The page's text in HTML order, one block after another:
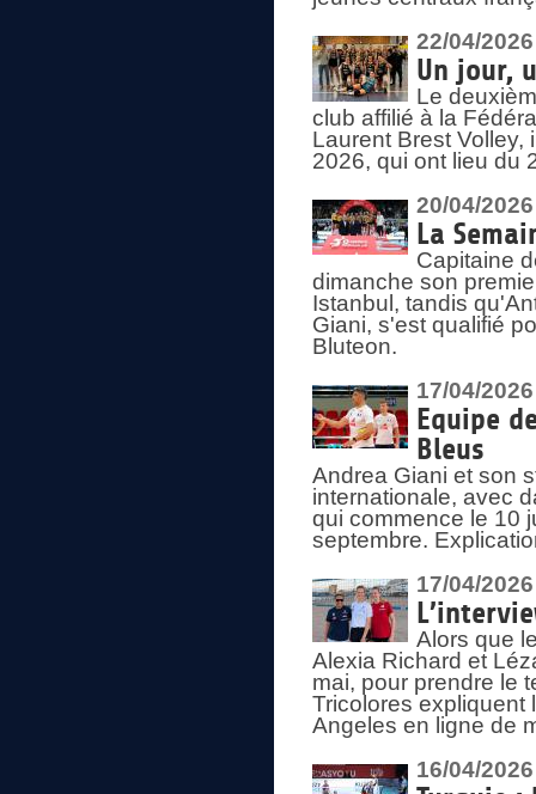
22/04/2026
Un jour,
Le
club affilié à la
Laurent Brest Volley,
2026, qui ont lieu du
20/04/2026
La
Capitaine
dimanche son
Istanbul, tandis
Giani, s'est qualifié
Bluteon.
17/04/2026
Equipe
Bleus
Andrea Giani et son
internationale, avec
qui commence le 10
septembre.
17/04/2026
Alors que
Alexia Richard et
mai, pour prendre le
Tricolores expliquent
Angeles en ligne de
16/04/2026